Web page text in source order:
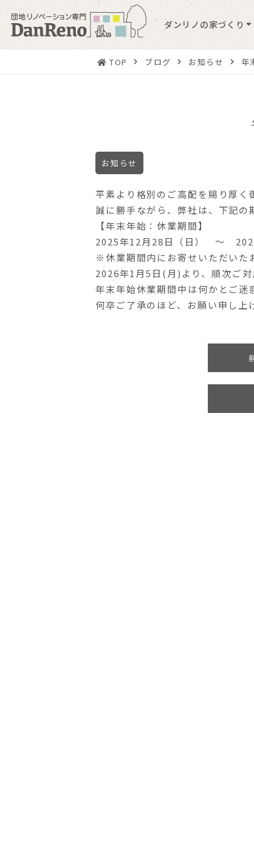
ダンリノの家づくり
TOP ブログ お知らせ 年
お知らせ
平素より格別のご高配を賜り厚く
誠に勝手ながら、弊社は、下記の
【年末年始：休業期間】
2025年12月28日（日） ～
※休業期間内にお寄せいただいた
2026年1月5日(月)より、順次ご対
年末年始休業期間中は何かとご迷
何卒ご了承のほど、お願い申し上